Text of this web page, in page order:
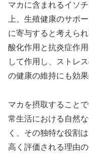
マカに含まれるイソ
上、生殖健康のサポ
に寄与すると考えら
酸化作用と抗炎症作
して作用し、ストレ
の健康の維持にも効果
マカを摂取すること
常生活における自然
く、その独特な役割
高く評価される理由の